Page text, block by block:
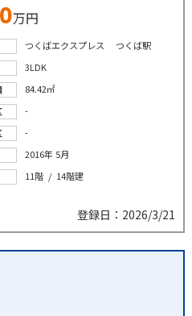
万円
つくばエクスプレス つくば駅
3LDK
84.42㎡
-
-
2016年 5月
11階 / 14階建
登録日：2026/3/21